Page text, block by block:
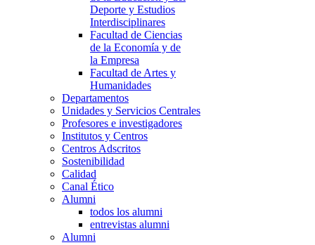
Deporte y Estudios
Interdisciplinares
Facultad de Ciencias
de la Economía y de
la Empresa
Facultad de Artes y
Humanidades
Departamentos
Unidades y Servicios Centrales
Profesores e investigadores
Institutos y Centros
Centros Adscritos
Sostenibilidad
Calidad
Canal Ético
Alumni
todos los alumni
entrevistas alumni
Alumni